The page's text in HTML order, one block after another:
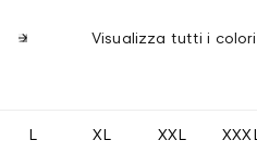
Visualizza tutti i colori
L XL XXL